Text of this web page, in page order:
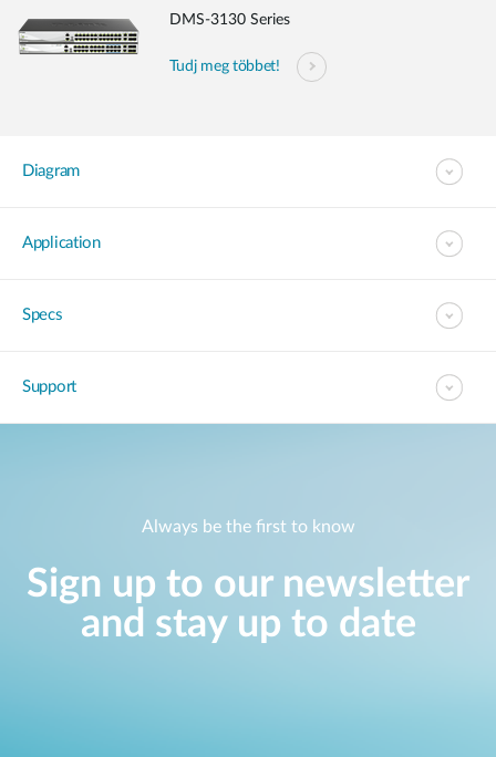
DMS-3130 Series
Tudj meg többet!
Diagram
Application
Specs
Support
Always be the first to know
Sign up to our newsletter
and stay up to date